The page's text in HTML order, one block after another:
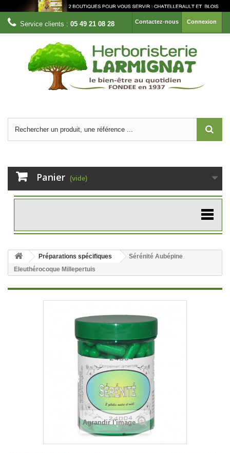
Connexion
Contactez-nous
Service clients : 05 49 21 08 28
Panier (vide)
Préparations spécifiques
Sérénité Aubépine
Eleuthérocoque Millepertuis
Agrandir l'image